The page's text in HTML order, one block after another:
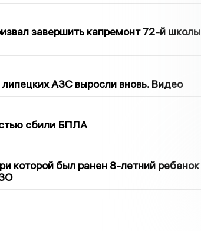
завершить капремонт 72-й школы
АЗС выросли вновь. Видео
сбили БПЛА
которой был ранен 8-летний ребенок